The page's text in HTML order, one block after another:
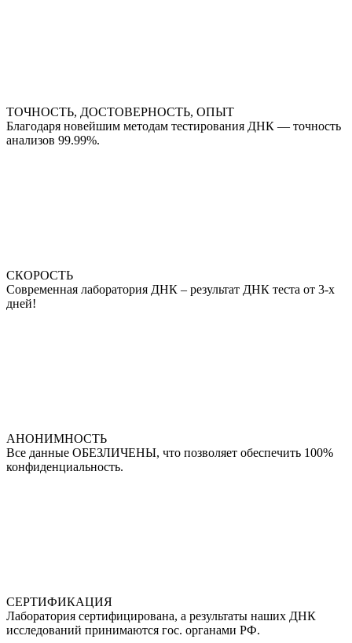
ТОЧНОСТЬ, ДОСТОВЕРНОСТЬ, ОПЫТ
Благодаря новейшим методам тестирования ДНК — точность
анализов 99.99%.
СКОРОСТЬ
Современная лаборатория ДНК – результат ДНК теста от 3-х
дней!
АНОНИМНОСТЬ
Все данные ОБЕЗЛИЧЕНЫ, что позволяет обеспечить 100%
конфиденциальность.
СЕРТИФИКАЦИЯ
Лаборатория сертифицирована, а результаты наших ДНК
исследований принимаются гос. органами РФ.